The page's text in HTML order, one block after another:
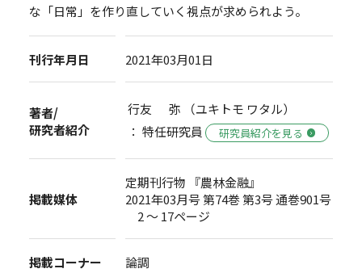
な「日常」を作り直していく視点が求められよう。
刊行年月日 2021年03月01日
著者/
研究者紹介
行友 弥 （ユキトモ ワタル）
： 特任研究員
研究員紹介を見る
掲載媒体
定期刊行物 『農林金融』
2021年03月号 第74巻 第3号 通巻901号
2 ～ 17ページ
掲載コーナー 論調